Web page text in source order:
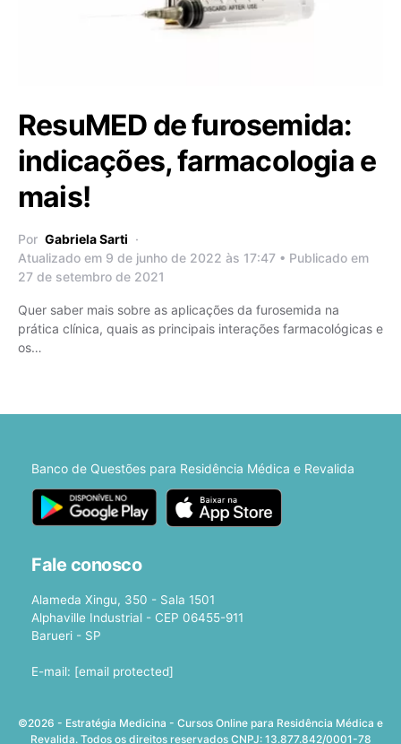
ResuMED de furosemida:
indicações, farmacologia e
mais!
Por Gabriela Sarti
Atualizado em 9 de junho de 2022 às 17:47 • Publicado em
27 de setembro de 2021
Quer saber mais sobre as aplicações da furosemida na
prática clínica, quais as principais interações farmacológicas e
os…
Banco de Questões para Residência Médica e Revalida
Fale conosco
Alameda Xingu, 350 - Sala 1501
Alphaville Industrial - CEP 06455-911
Barueri - SP
E-mail: [email protected]
©2026 - Estratégia Medicina - Cursos Online para Residência Médica e
Revalida. Todos os direitos reservados CNPJ: 13.877.842/0001-78